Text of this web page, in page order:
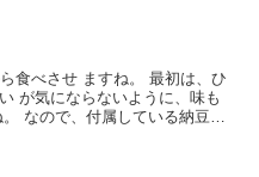
食べさせ ますね。 最初は、ひ
が気にならないように、味も
なので、付属している納豆の